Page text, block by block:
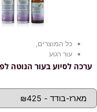
כל המוצרים,
עור רגוע
ערכה לסיוע בעור הנוטה